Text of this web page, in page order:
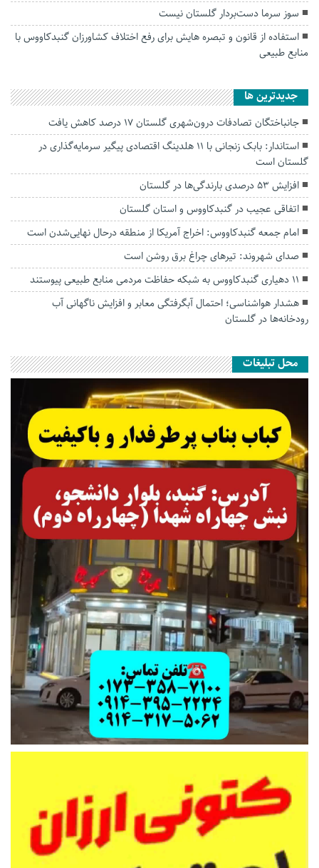
سوز سرما دست‌بردار گلستان نیست
استفاده از قانون و تبصره هایش برای رفع اختلاف کشاورزان گنبدکاووس با
منابع طبیعی
جديدترين ها
جانباختگان تصادفات درون‌شهری گلستان ۱۷ درصد کاهش یافت
استاندار: بابک زنجانی با ۱۱ هلدینگ اقتصادی پیگیر سرمایه‌گذاری در
گلستان است
افزایش ۵۳ درصدی بارندگی‌ها در گلستان
اتفاقی عجیب در‌ گنبدکاووس و استان گلستان
امام جمعه گنبدکاووس: اخراج آمریکا از منطقه درحال نهایی‌شدن است
صدای شهروند: تیرهای چراغ برق روشن است
۱۱ دهیاری گنبدکاووس به شبکه حفاظت مردمی منابع طبیعی پیوستند
هشدار هواشناسی؛ احتمال آبگرفتگی معابر و افزایش ناگهانی آب
رودخانه‌ها در گلستان
محل تبلیغات